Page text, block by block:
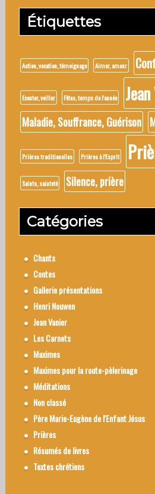
Étiquettes
Action, vocation, témoignage Aimer, amour
Ecouter, veiller Fêtes, temps de l'année
Maladie, Souffrance, Guérison
Prières traditionelles Prières à l'Esprit
Saints, sainteté Silence, prière
Catégories
Chants
Contes
Gallerie présentations
Henri Nouwen
Jean Vanier
Les Carnets
Maximes
Maximes pour la route-pèlerinage
Méditations
Non classé
Père Marie-Eugène de l'Enfant Jésus
Prières
Résumés de livres
Textes chrétiens